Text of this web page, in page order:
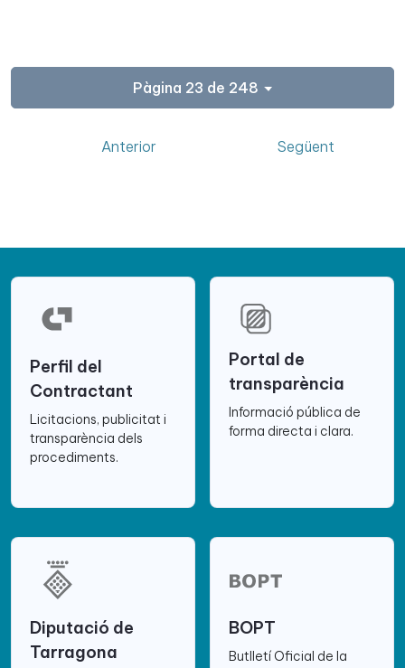
Pàgina 23 de 248
Anterior Següent
Perfil del
Contractant
Licitacions, publicitat i
transparència dels
procediments.
Portal de
transparència
Informació pública de
forma directa i clara.
Diputació de
Tarragona
BOPT
Butlletí Oficial de la